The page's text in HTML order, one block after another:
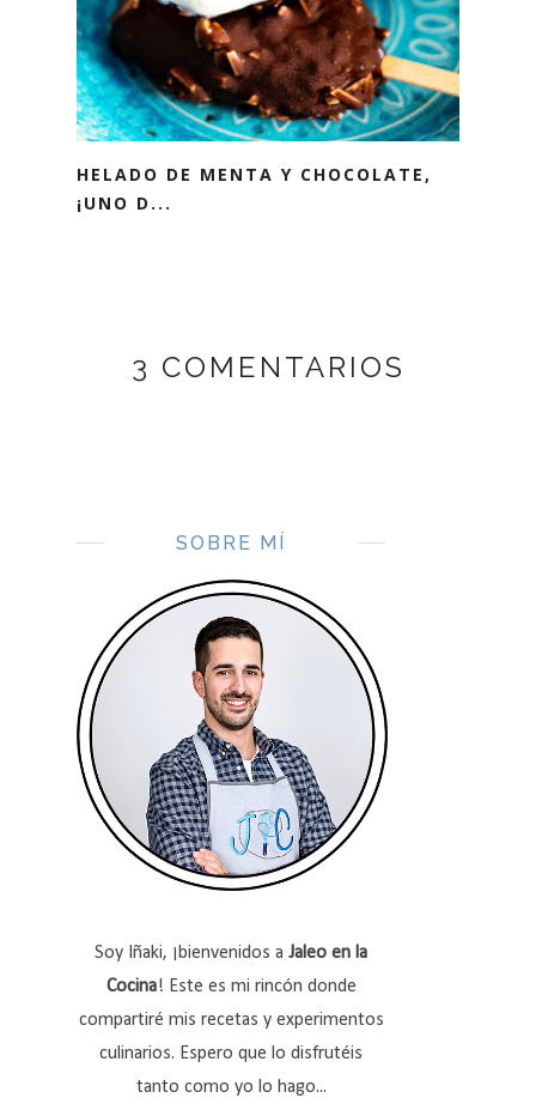
HELADO DE MENTA Y CHOCOLATE,
¡UNO D...
3 COMENTARIOS
SOBRE MÍ
Soy Iñaki, ¡bienvenidos a Jaleo en la
Cocina! Este es mi rincón donde
compartiré mis recetas y experimentos
culinarios. Espero que lo disfrutéis
tanto como yo lo hago...